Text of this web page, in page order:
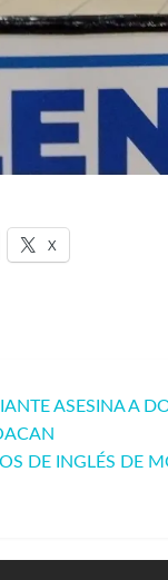
X
ASESINA A
DE INGLÉS DE